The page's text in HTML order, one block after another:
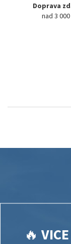
Doprava
nad 3
🔥